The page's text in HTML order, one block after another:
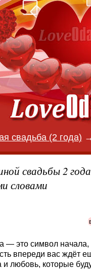
свадьба (2 года)
свадьбы 2
словами
— это символ начала,
впереди вас ждёт
любовь, которые